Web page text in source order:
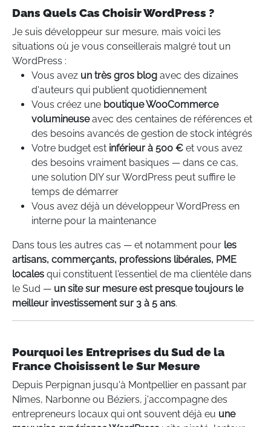
Dans Quels Cas Choisir WordPress ?
Je suis développeur sur mesure, mais voici les
situations où je vous conseillerais malgré tout un
WordPress :
Vous avez un très gros blog avec des dizaines
d'auteurs qui publient quotidiennement
Vous créez une boutique WooCommerce
volumineuseavec des centaines de références et
des besoins avancés de gestion de stock intégrés
Votre budget est inférieur à 500 € et vous avez
des besoins vraiment basiques — dans ce cas,
une solution DIY sur WordPress peut suffire le
temps de démarrer
Vous avez déjà un développeur WordPress en
interne pour la maintenance
Dans tous les autres cas — et notamment pour les
artisans, commerçants, professions libérales, PME
locales qui constituent l'essentiel de ma clientèle dans
le Sud — un site sur mesure est presque toujours le
meilleur investissement sur 3 à 5 ans.
Pourquoi les Entreprises du Sud de la
France Choisissent le Sur Mesure
Depuis Perpignan jusqu'à Montpellier en passant par
Nîmes, Narbonne ou Béziers, j'accompagne des
entrepreneurs locaux qui ont souvent déjà eu une